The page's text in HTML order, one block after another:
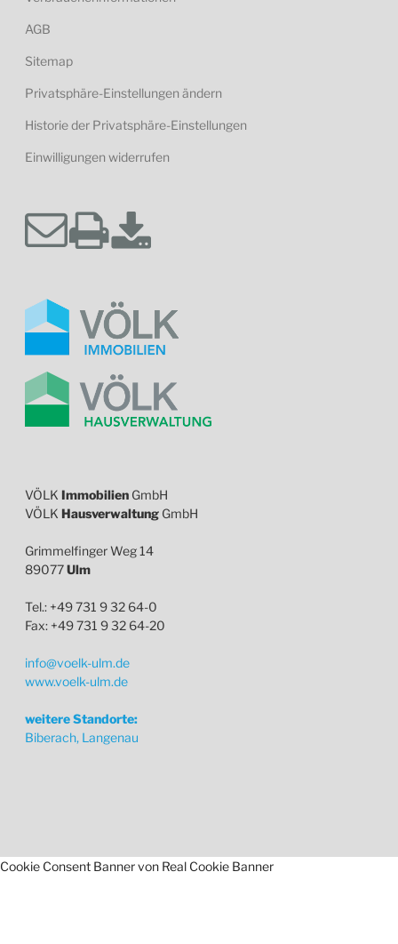
AGB
Sitemap
Privatsphäre-Einstellungen ändern
Historie der Privatsphäre-Einstellungen
Einwilligungen widerrufen
VÖLK Immobilien GmbH
VÖLK Hausverwaltung GmbH
Grimmelfinger Weg 14
89077Ulm
Tel.: +49 731 9 32 64-0
Fax: +49 731 9 32 64-20
info@voelk-ulm.de
www.voelk-ulm.de
weitere Standorte:
Biberach, Langenau
Cookie Consent Banner von Real Cookie Banner